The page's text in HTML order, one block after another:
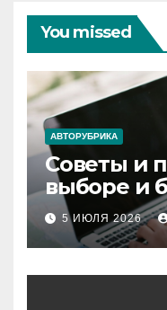
You missed
АВТОРУБРИКА
Советы и
выборе и
5 ИЮЛЯ 2026